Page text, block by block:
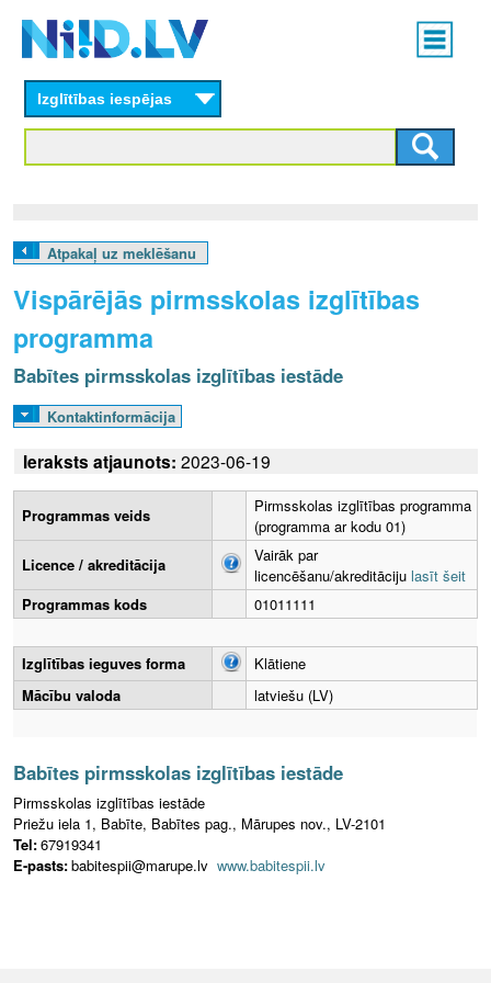
content
Main
menu
L
V
Izglītības iespējas
Atpakaļ uz meklēšanu
Vispārējās pirmsskolas izglītības
programma
Babītes pirmsskolas izglītības iestāde
Kontaktinformācija
Ieraksts atjaunots: 2023-06-19
Programmas veids
Pirmsskolas izglītības programma
(programma ar kodu 01)
Licence / akreditācija
Vairāk par
licencēšanu/akreditāciju lasīt šeit
Programmas kods
01011111
Izglītības ieguves forma
Klātiene
Mācību valoda
latviešu (LV)
Babītes pirmsskolas izglītības iestāde
Pirmsskolas izglītības iestāde
Priežu iela 1, Babīte, Babītes pag., Mārupes nov., LV-2101
Tel:67919341
E-pasts:babitespii@marupe.lv www.babitespii.lv